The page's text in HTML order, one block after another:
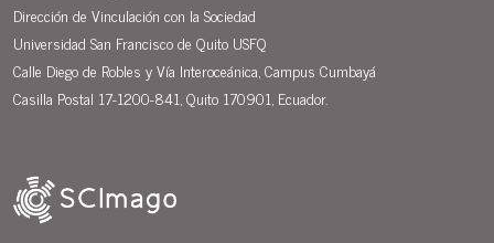
Dirección de Vinculación con la Sociedad
Universidad San Francisco de Quito USFQ
Calle Diego de Robles y Vía Interoceánica, Campus Cumbayá
Casilla Postal 17-1200-841, Quito 170901, Ecuador.